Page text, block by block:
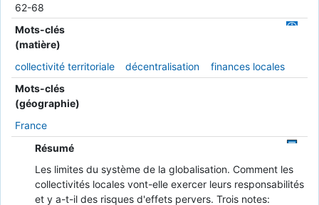
62-68
Mots-clés
(matière)
collectivité territoriale
décentralisation
finances locales
Mots-clés
(géographie)
France
Résumé
Les limites du système de la globalisation. Comment les
collectivités locales vont-elle exercer leurs responsabilités
et y a-t-il des risques d'effets pervers. Trois notes: